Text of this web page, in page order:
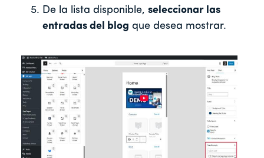
De la lista disponible, seleccionar las
entradas del blog que desea mostrar.